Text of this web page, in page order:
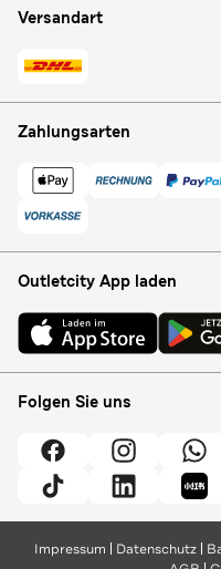
Versandart
Zahlungsarten
Outletcity App laden
Folgen Sie uns
Impressum Datenschutz